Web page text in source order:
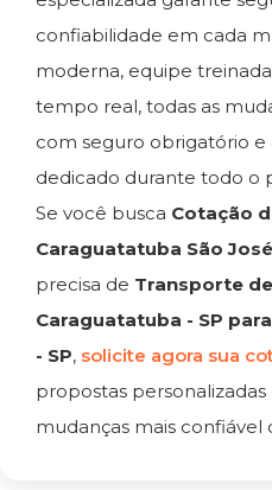
confiabilidade em cada
moderna, equipe
tempo real, todas as
com seguro obrigatório
dedicado durante todo o
Se você busca Cotação
Caraguatatuba São
precisa de Transporte
Caraguatatuba - SP
- SP, solicite agora sua
propostas
mudanças mais confiável